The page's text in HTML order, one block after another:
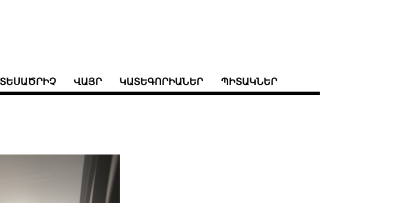
ՏԵՍԱԾՐԻՉ ՎԱՅՐ ԿԱՏԵԳՈՐԻԱՆԵՐ ՊԻՏԱԿՆԵՐ